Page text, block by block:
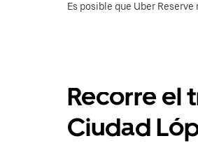
Es posible que Uber
Recorre el
Ciudad